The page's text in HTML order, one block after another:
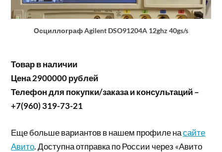
Осциллограф Agilent DSO91204A 12ghz 40gs/s
Товар в наличии
Цена 2900000 рублей
Телефон для покупки/заказа и консультаций –
+7(960) 319-73-21
Еще больше вариантов в нашем профиле насайте
Авито. Доступна отправка по России через «Авито